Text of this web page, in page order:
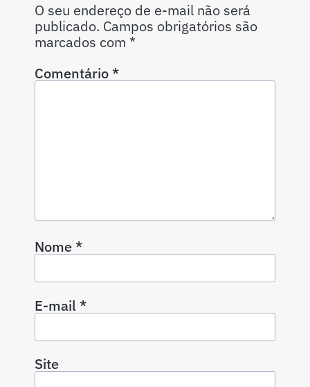
O seu endereço de e-mail não será
publicado. Campos obrigatórios são
marcados com *
Comentário*
Nome*
E-mail*
Site